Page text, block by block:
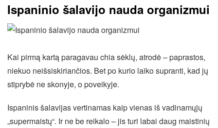
Ispaninio šalavijo nauda organizmui
Kai pirmą kartą paragavau chia sėklų, atrodė – paprastos,
niekuo neišsiskiriančios. Bet po kurio laiko supranti, kad jų
stiprybė ne skonyje, o poveikyje.
Ispaninis šalavijas vertinamas kaip vienas iš vadinamųjų
„supermaistų“. Ir ne be reikalo – jis turi labai daug maistinių